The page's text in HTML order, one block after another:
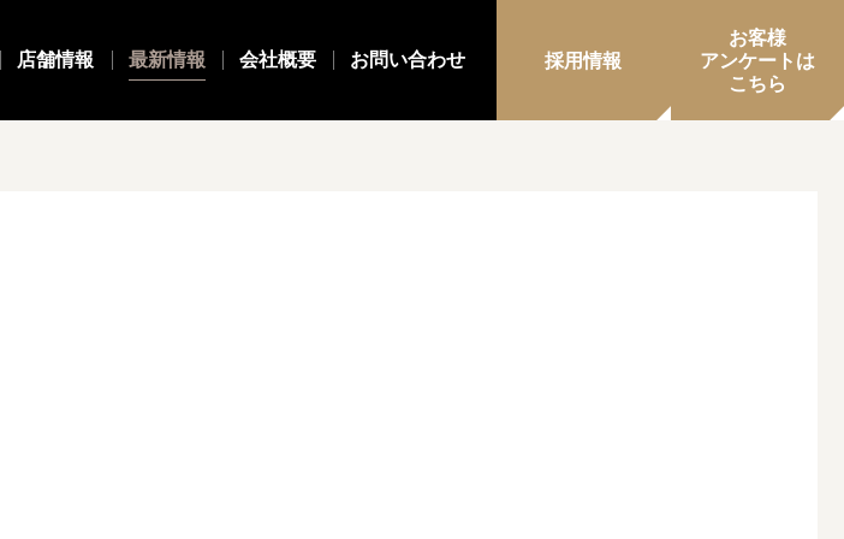
店舗情報 最新情報 会社概要 お問い合わせ 採用情報
お客様
アンケートは
こちら